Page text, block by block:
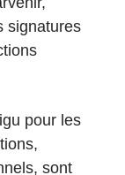
signatures
pour les
sont